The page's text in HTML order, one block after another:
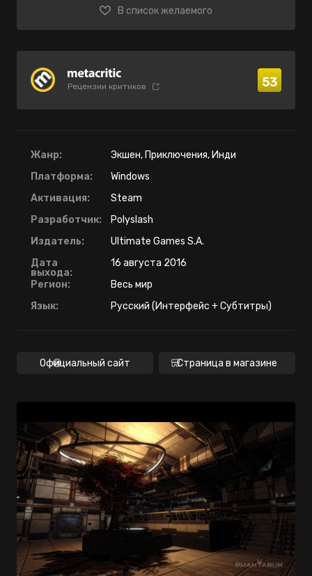
В список желаемого
Рецензии критиков 53
Жанр:
Экшен, Приключения, Инди
Платформа:
Windows
Активация:
Steam
Разработчик:
Polyslash
Издатель:
Ultimate Games S.A.
Дата
выхода:
16 августа 2016
Регион:
Весь мир
Язык:
Русский (Интерфейс + Субтитры)
Официальный сайт Страница в магазине